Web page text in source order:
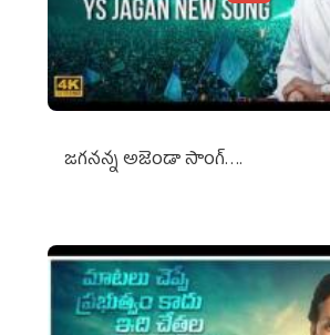
జగనన్న అజెండా సాంగ్….